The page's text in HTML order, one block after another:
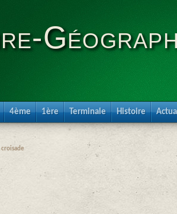
4ème 1ère Terminale Histoire
croisade